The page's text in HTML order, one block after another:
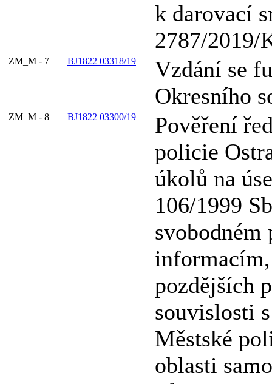
k darovací
2787/2019/
ZM_M - 7 BJ1822 03318/19
Vzdání se
Okresního
ZM_M - 8 BJ1822 03300/19
Pověření
policie
úkolů na
106/1999
svobodném
pozdějších
souvislosti
Městské
oblasti